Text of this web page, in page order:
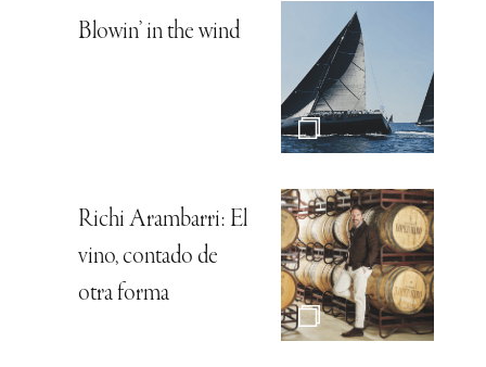
Blowin’ in the wind
Richi Arambarri: El
vino, contado de
otra forma